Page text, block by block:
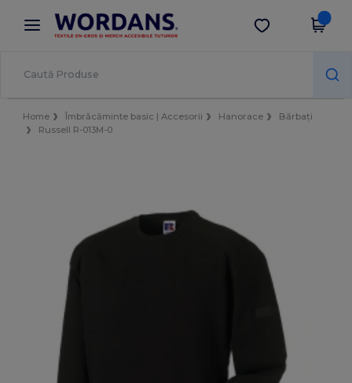
× Aplicația Wordans
Prețuri mai bune în aplicație!
Descarcă app
Home Îmbrăcăminte basic | Accesorii Hanorace
Bărbați
Russell R-013M-0